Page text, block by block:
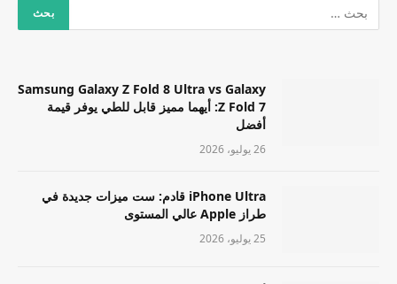
Samsung Galaxy Z Fold 8 Ultra vs Galaxy
Z Fold 7: أيهما مميز قابل للطي يوفر قيمة
أفضل
26 يوليو، 2026
iPhone Ultra قادم: ست ميزات جديدة في
طراز Apple عالي المستوى
25 يوليو، 2026